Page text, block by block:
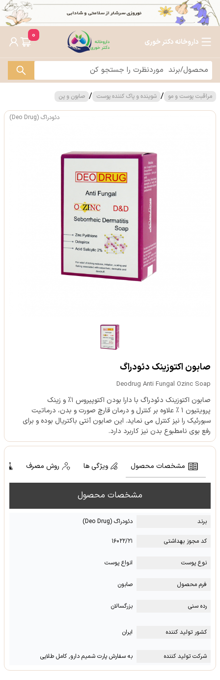
داروخانه دکتر خوری
0
مراقبت پوست و مو / شوینده و پاک کننده پوست / صابون و پن
دئودراگ (Deo Drug)
صابون اکتوزینک دئودراگ
Deodrug Anti Fungal Ozinc Soap
صابون اکتوزینک دئودراگ با دارا بودن اکتوپیروس ۱% و زینک
پرویتیون ۱ % علاوه بر کنترل و درمان قارچ صورت و بدن، درماتیت
سبورئیک را نیز کنترل می نماید. این صابون آنتی باکتریال بوده و برای
رفع بوی نامطبوع بدن نیز کاربرد دارد.
مشخصات محصول ویژگی ها روش مصرف
مشخصات محصول
برند دئودراگ (Deo Drug)
کد مجوز بهداشتی ۱۶۰۲۲/۲۱
نوع پوست انواع پوست
فرم محصول صابون
رده سنی بزرگسالان
کشور تولید کننده ایران
شرکت تولید کننده به سفارش پارت شمیم دارو, کامل طلایی